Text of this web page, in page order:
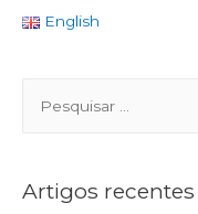
English
Artigos recentes